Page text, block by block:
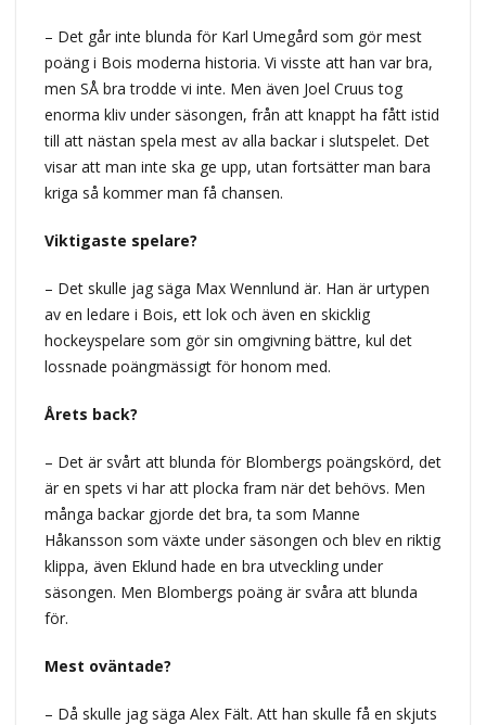
– Det går inte blunda för Karl Umegård som gör mest
poäng i Bois moderna historia. Vi visste att han var bra,
men SÅ bra trodde vi inte. Men även Joel Cruus tog
enorma kliv under säsongen, från att knappt ha fått istid
till att nästan spela mest av alla backar i slutspelet. Det
visar att man inte ska ge upp, utan fortsätter man bara
kriga så kommer man få chansen.
Viktigaste spelare?
– Det skulle jag säga Max Wennlund är. Han är urtypen
av en ledare i Bois, ett lok och även en skicklig
hockeyspelare som gör sin omgivning bättre, kul det
lossnade poängmässigt för honom med.
Årets back?
– Det är svårt att blunda för Blombergs poängskörd, det
är en spets vi har att plocka fram när det behövs. Men
många backar gjorde det bra, ta som Manne
Håkansson som växte under säsongen och blev en riktig
klippa, även Eklund hade en bra utveckling under
säsongen. Men Blombergs poäng är svåra att blunda
för.
Mest oväntade?
– Då skulle jag säga Alex Fält. Att han skulle få en skjuts